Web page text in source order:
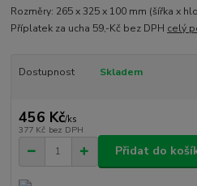
Rozměry: 265 x 325 x 100 mm (šířka x
Příplatek za ucha 59,-Kč bez DPH celý
Dostupnost Skladem
456 Kč/ks
377 Kč bez DPH
Přidat do